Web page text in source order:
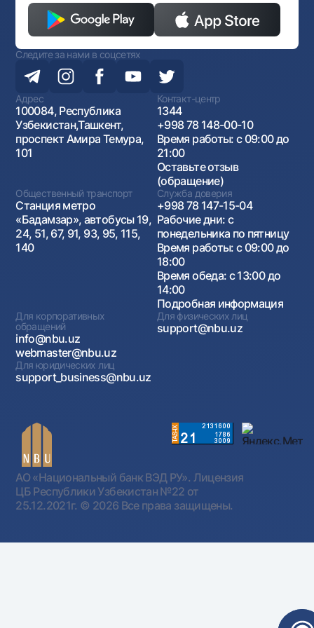
Следите за нами в соцсетях
Адрес
100084, Республика
Узбекистан,Ташкент,
проспект Амира Темура,
101
Контакт-центр
1344
+998 78 148-00-10
Время работы: с 09:00 до
21:00
Оставьте отзыв
(обращение)
Общественный транспорт
Станция метро
«Бадамзар», автобусы 19,
24, 51, 67, 91, 93, 95, 115,
140
Служба доверия
+998 78 147-15-04
Рабочие дни: с
понедельника по пятницу
Время работы: с 09:00 до
18:00
Время обеда: с 13:00 до
14:00
Подробная информация
Для корпоративных
обращений
info@nbu.uz
webmaster@nbu.uz
Для физических лиц
support@nbu.uz
Для юридических лиц
support_business@nbu.uz
АО «Национальный банк ВЭД РУ». Лицензия
ЦБ Республики Узбекистан №22 от
25.12.2021г. © 2026 Все права защищены.